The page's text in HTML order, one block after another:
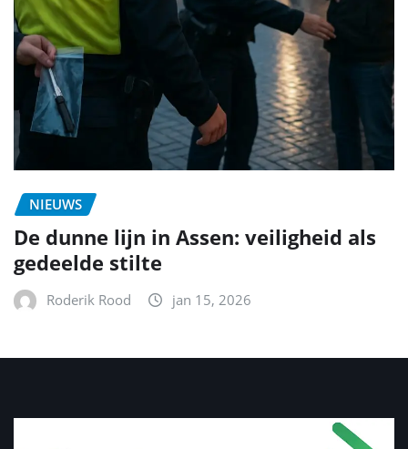
NIEUWS
De dunne lijn in Assen: veiligheid als
gedeelde stilte
Roderik Rood jan 15, 2026